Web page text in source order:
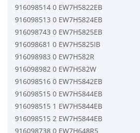
916098514 0 EW7H5822EB
916098513 0 EW7H5824EB
916098743 0 EW7H5825EB
916098681 0 EW7H5825IB
916098983 0 EW7H582R
916098982 0 EW7H582W
916098516 0 EW7H5842EB
916098515 0 EW7H5844EB
916098515 1 EW7H5844EB
916098515 2 EW7H5844EB
916098738 0 EW7H648R5